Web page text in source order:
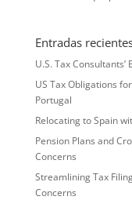
Entradas
U.S. Tax
US Tax Obligations
Portugal
Relocating to Spain
Pension Plans and
Concerns
Streamlining Tax
Concerns